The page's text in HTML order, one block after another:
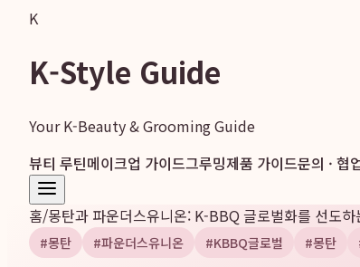
K
K-Style Guide
Your K-Beauty & Grooming Guide
뷰티 루틴메이크업 가이드그루밍제품 가이드문의 · 협
홈/몽탄과 파운더스유니온: K-BBQ 글로벌화를 선도
#몽탄 #파운더스유니온 #KBBQ글로벌 #몽탄